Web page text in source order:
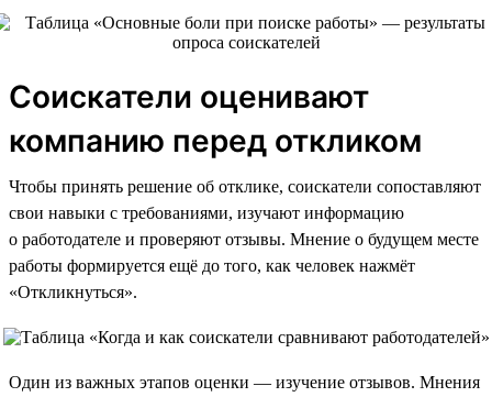
Соискатели оценивают
компанию перед откликом
Чтобы принять решение об отклике, соискатели сопоставляют
свои навыки с требованиями, изучают информацию
о работодателе и проверяют отзывы. Мнение о будущем месте
работы формируется ещё до того, как человек нажмёт
«Откликнуться».
Один из важных этапов оценки — изучение отзывов. Мнения